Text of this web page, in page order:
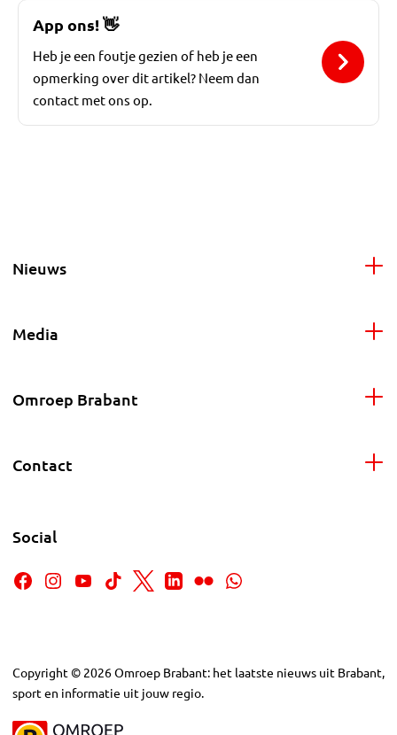
App ons! 👋
Heb je een foutje gezien of heb je een
opmerking over dit artikel? Neem dan
contact met ons op.
Nieuws
Media
Omroep Brabant
Contact
Social
Copyright © 2026Omroep Brabant: het laatste nieuws uit Brabant,
sport en informatie uit jouw regio.